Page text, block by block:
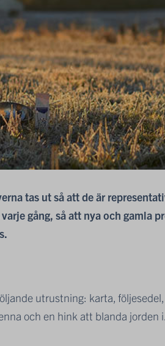
tas ut så att de är
gång, så att nya och gamla
utrustning: karta,
och en hink att blanda jorden i.